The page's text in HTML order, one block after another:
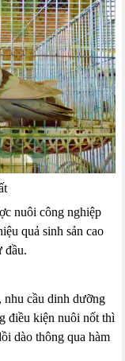
nuôi công nghiệp
quả sinh sản cao
đầu.
nhu cầu dinh dưỡng
điều kiện nuôi nốt thì
dào thông qua hàm